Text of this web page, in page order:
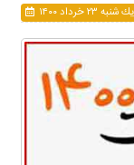
يك شنبه ۲۳ خرداد ۱۴۰۰